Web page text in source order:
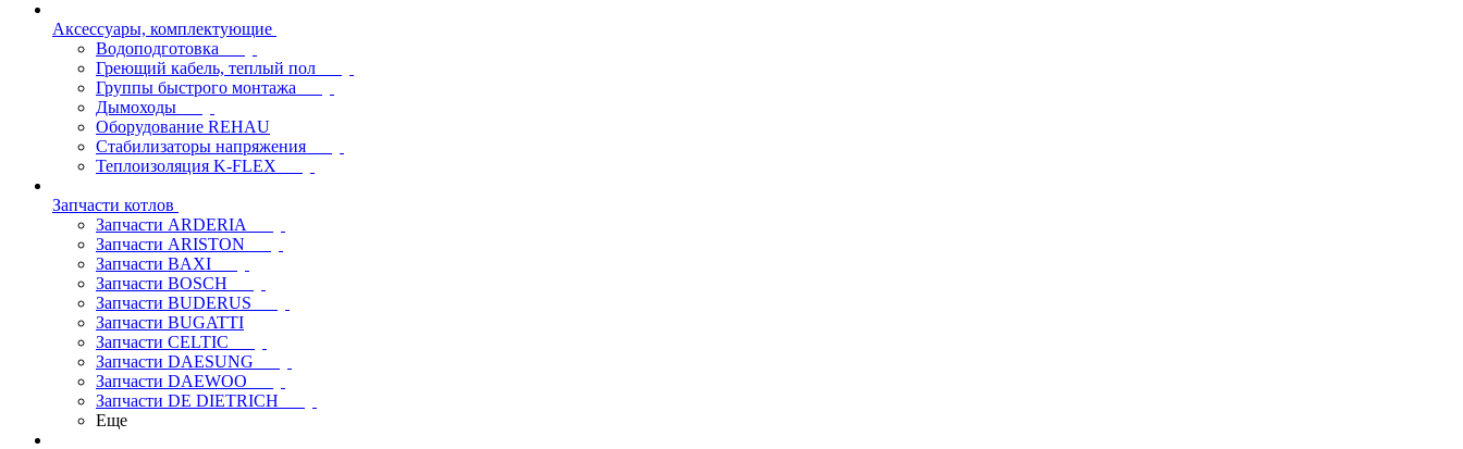
Аксессуары, комплектующие
Водоподготовка
Греющий кабель, теплый пол
Группы быстрого монтажа
Дымоходы
Оборудование REHAU
Стабилизаторы напряжения
Теплоизоляция K-FLEX
Запчасти котлов
Запчасти ARDERIA
Запчасти ARISTON
Запчасти BAXI
Запчасти BOSCH
Запчасти BUDERUS
Запчасти BUGATTI
Запчасти CELTIC
Запчасти DAESUNG
Запчасти DAEWOO
Запчасти DE DIETRICH
Еще